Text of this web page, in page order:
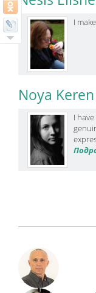
I
Noya Keren
I